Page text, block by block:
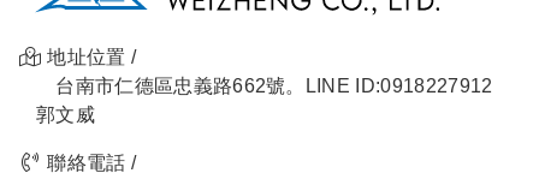
地址位置 /
台南市仁德區忠義路662號。LINE ID:0918227912
郭文威
聯絡電話 /